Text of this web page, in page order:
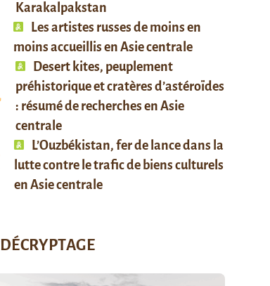
Karakalpakstan
Les artistes russes de moins en
moins accueillis en Asie centrale
Desert kites, peuplement
préhistorique et cratères d’astéroïdes
: résumé de recherches en Asie
centrale
L’Ouzbékistan, fer de lance dans la
lutte contre le trafic de biens culturels
en Asie centrale
DÉCRYPTAGE